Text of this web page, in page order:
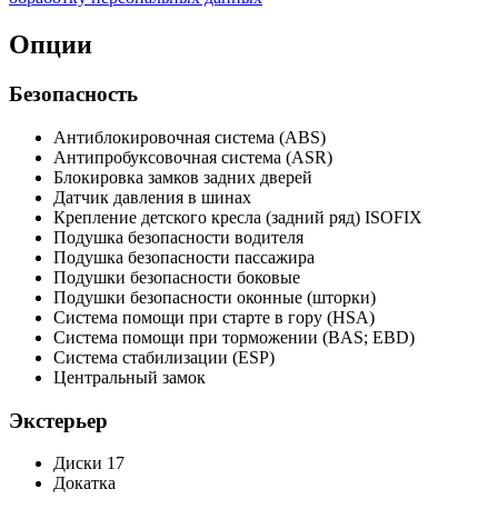
Опции
Безопасность
Антиблокировочная система (ABS)
Антипробуксовочная система (ASR)
Блокировка замков задних дверей
Датчик давления в шинах
Крепление детского кресла (задний ряд) ISOFIX
Подушка безопасности водителя
Подушка безопасности пассажира
Подушки безопасности боковые
Подушки безопасности оконные (шторки)
Система помощи при старте в гору (HSA)
Система помощи при торможении (BAS; EBD)
Система стабилизации (ESP)
Центральный замок
Экстерьер
Диски 17
Докатка